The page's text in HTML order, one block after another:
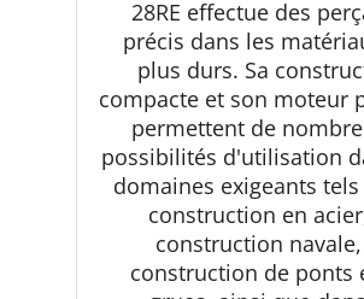
28RE effectue des
précis dans les
plus durs. Sa
compacte et son moteur
permettent de
possibilités d'utilisation
domaines exigeants
construction en
construction
construction de ponts